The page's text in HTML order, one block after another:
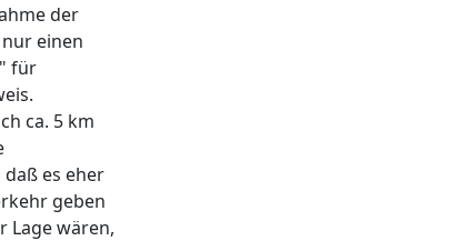
der
einen
für
ca. 5 km
es eher
geben
Lage wären,